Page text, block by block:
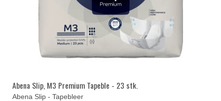
Abena Slip, M3 Premium Tapeble - 23 stk.
Abena Slip - Tapebleer